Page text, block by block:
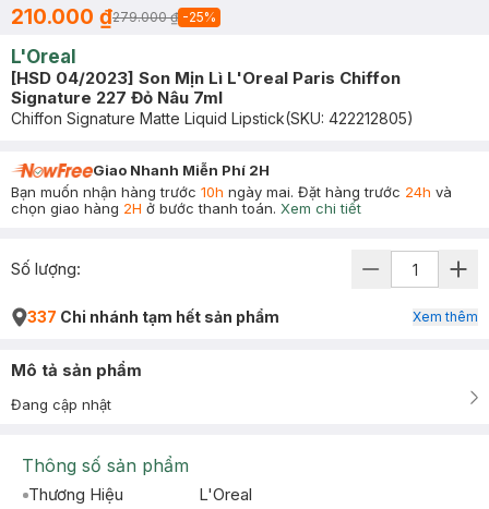
210.000 ₫279.000 ₫ -25%
L'Oreal
[HSD 04/2023] Son Mịn Lì L'Oreal Paris Chiffon
Signature 227 Đỏ Nâu 7ml
Chiffon Signature Matte Liquid Lipstick(SKU: 422212805)
Giao Nhanh Miễn Phí 2H
Bạn muốn nhận hàng trước 10h ngày mai. Đặt hàng trước 24h và
chọn giao hàng 2H ở bước thanh toán. Xem chi tiết
Số lượng:
337 Chi nhánh tạm hết sản phẩm Xem thêm
Mô tả sản phẩm
Đang cập nhật
Thông số sản phẩm
Thương Hiệu
L'Oreal